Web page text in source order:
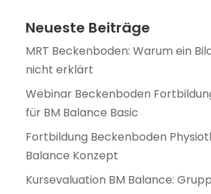
Neueste Beiträge
MRT Beckenboden: Warum ein
nicht erklärt
Webinar Beckenboden
für BM Balance Basic
Fortbildung Beckenboden
Balance Konzept
Kursevaluation BM Balance: